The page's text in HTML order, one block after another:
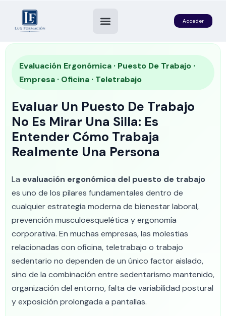
Acceder
Evaluación Ergonómica · Puesto De Trabajo ·
Empresa · Oficina · Teletrabajo
Evaluar Un Puesto De Trabajo
No Es Mirar Una Silla: Es
Entender Cómo Trabaja
Realmente Una Persona
La evaluación ergonómica del puesto de trabajo
es uno de los pilares fundamentales dentro de
cualquier estrategia moderna de bienestar laboral,
prevención musculoesquelética y ergonomía
corporativa. En muchas empresas, las molestias
relacionadas con oficina, teletrabajo o trabajo
sedentario no dependen de un único factor aislado,
sino de la combinación entre sedentarismo mantenido,
organización del entorno, falta de variabilidad postural
y exposición prolongada a pantallas.